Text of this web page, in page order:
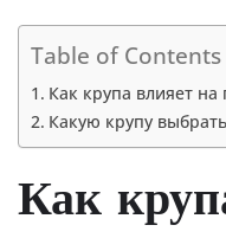
Table of Contents
Как крупа влияет на
Какую крупу
Как